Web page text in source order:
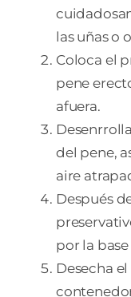
las uñas o
Coloca el
pene
afuera.
del pene,
aire
Después
por la
Desecha